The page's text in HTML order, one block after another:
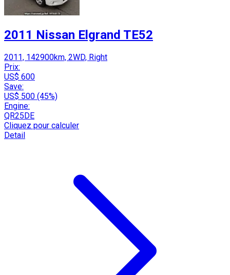
2011 Nissan Elgrand TE52
2011, 142900km, 2WD, Right
Prix:
US$ 600
Save:
US$ 500 (45%)
Engine:
QR25DE
Cliquez pour calculer
Detail